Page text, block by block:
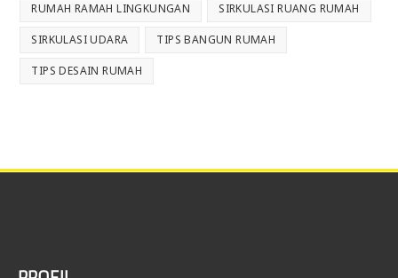
RUMAH RAMAH LINGKUNGAN SIRKULASI RUANG RUMAH
SIRKULASI UDARA TIPS BANGUN RUMAH
TIPS DESAIN RUMAH